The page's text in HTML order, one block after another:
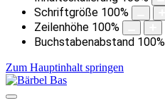
Schriftgröße 100%
Zeilenhöhe 100%
Buchstabenabstand 100%
Zum Hauptinhalt springen